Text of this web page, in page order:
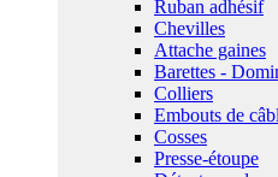
Ruban adhésif
Chevilles
Attache gaines
Barettes -
Colliers
Embouts de
Cosses
Presse-étoupe